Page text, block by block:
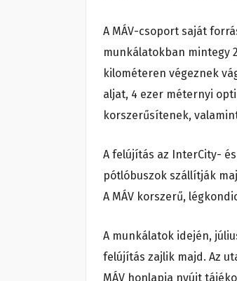
A MÁV-csoport saját
munkálatokban mintegy
kilométeren végeznek
aljat, 4 ezer méternyi
korszerűsítenek,
A felújítás az InterCity-
pótlóbuszok szállítják
A MÁV korszerű,
A munkálatok idején,
felújítás zajlik majd. Az
MÁV honlapja nyújt